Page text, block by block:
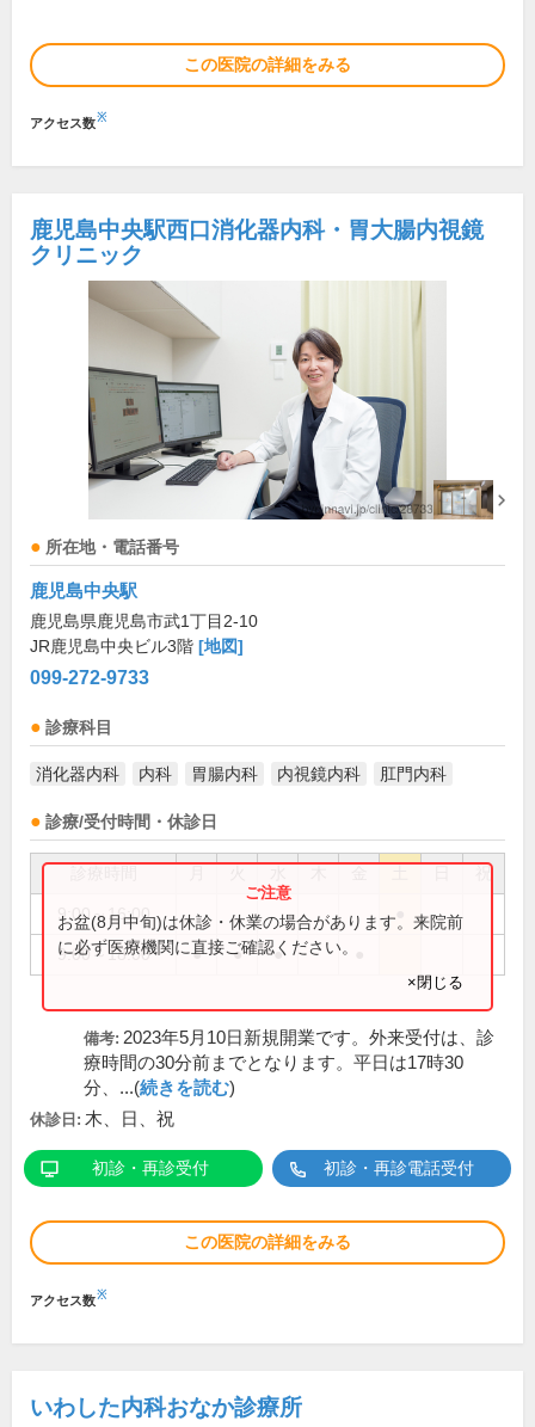
この医院の詳細をみる
アクセス数※
鹿児島中央駅西口消化器内科・胃大腸内視鏡
クリニック
所在地・電話番号
鹿児島中央駅
鹿児島県鹿児島市武1丁目2-10
JR鹿児島中央ビル3階 [地図]
099-272-9733
診療科目
消化器内科 内科 胃腸内科 内視鏡内科 肛門内科
診療/受付時間・休診日
祝
9:00～16:00
9:00～18:00 ● ● ●
お盆(8月中旬)は休診・休業の場合があります。来院前
に必ず医療機関に直接ご確認ください。
×閉じる
備考: 2023年5月10日新規開業です。外来受付は、診
療時間の30分前までとなります。平日は17時30
分、...(続きを読む)
休診日: 木、日、祝
初診・再診受付 初診・再診電話受付
この医院の詳細をみる
アクセス数※
いわした内科おなか診療所